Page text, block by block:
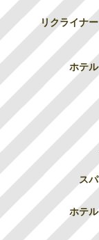
リクライナー
ホテル
スパ
ホテル